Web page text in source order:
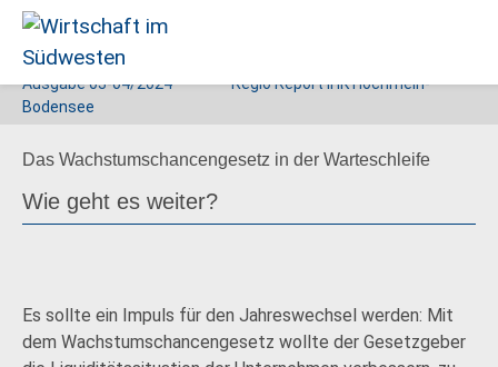
Wirtschaft
Südwesten
Ausgabe03-04/2024
Regio Report IHK Hochrhein-
Bodensee
Das Wachstumschancengesetz in der Warteschleife
Wie geht es weiter?
Es sollte ein Impuls für den Jahreswechsel werden: Mit
dem Wachstumschancengesetz wollte der Gesetzgeber